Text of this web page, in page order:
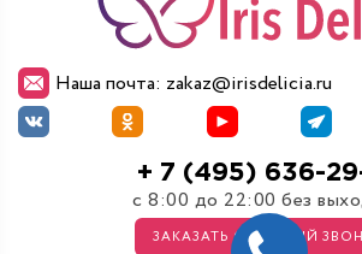
Наша почта: zakaz@irisdelicia.ru
+ 7 (495) 636-
с 8:00 до 22:00 без
ЗАКАЗАТЬ ОБРАТНЫЙ